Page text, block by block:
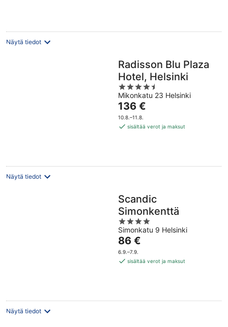
Näytä tiedot
Radisson Blu Plaza
Hotel, Helsinki
4.5
out
of
5
Mikonkatu 23 Helsinki
Hinta
on
136 €
136 €
10.8.–11.8.
sisältää verot ja maksut
Näytä tiedot
Scandic
Simonkenttä
4
out
of
5
Simonkatu 9 Helsinki
Hinta
on
86 €
86 €
6.9.–7.9.
sisältää verot ja maksut
Näytä tiedot